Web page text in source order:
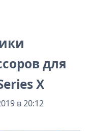
для
X
в 20:12